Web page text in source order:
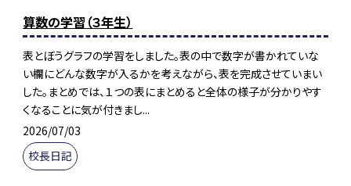
算数の学習（３年生）
表とぼうグラフの学習をしました。表の中で数字が書かれていな
い欄にどんな数字が入るかを考えながら、表を完成させていまい
した。まとめでは、１つの表にまとめると全体の様子が分かりやす
くなることに気が付きまし...
2026/07/03
校長日記